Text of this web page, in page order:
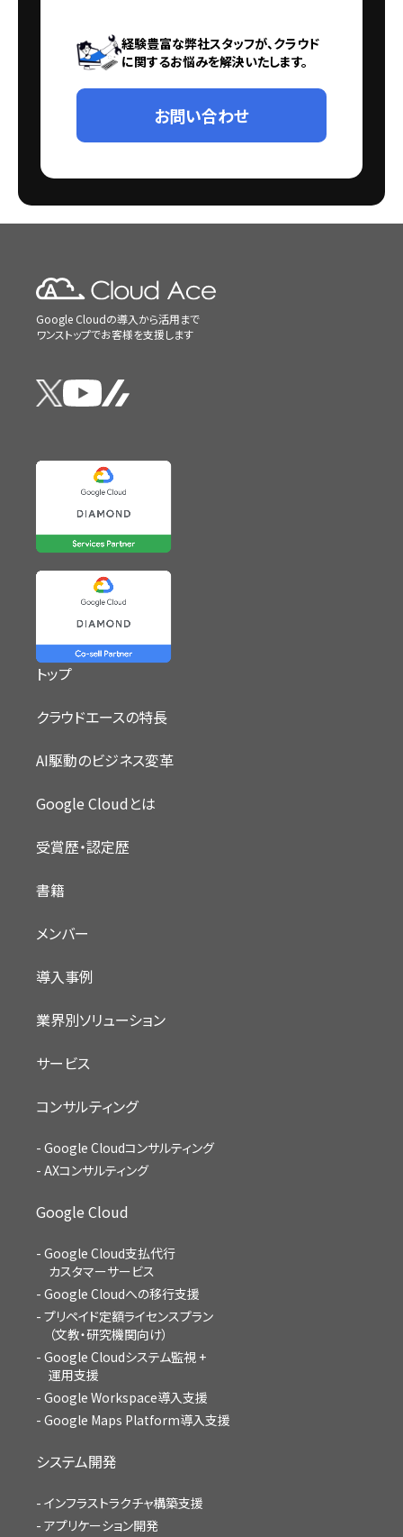
経験豊富な弊社スタッフが、クラウド
に関するお悩みを解決いたします。
お問い合わせ
Google Cloudの導入から活用まで
ワンストップでお客様を支援します
トップ
クラウドエースの特長
AI駆動のビジネス変革
Google Cloudとは
受賞歴・認定歴
書籍
メンバー
導入事例
業界別ソリューション
サービス
コンサルティング
Google Cloudコンサルティング
AXコンサルティング
Google Cloud
Google Cloud支払代行
カスタマーサービス
Google Cloudへの移行支援
プリペイド定額ライセンスプラン
（文教・研究機関向け）
Google Cloudシステム監視 +
運用支援
Google Workspace導入支援
Google Maps Platform導入支援
システム開発
インフラストラクチャ構築支援
アプリケーション開発